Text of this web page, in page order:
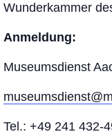
Wunderkammer
Anmeldung:
Museumsdienst
Tel.: +49 241 432-